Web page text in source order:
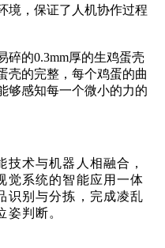
境，保证了人机协作过程
碎的0.3mm厚的生鸡蛋壳
壳的完整，每个鸡蛋的曲
够感知每一个微小的力的
技术与机器人相融合，
觉系统的智能应用一体
识别与分拣，完成凌乱
姿判断。